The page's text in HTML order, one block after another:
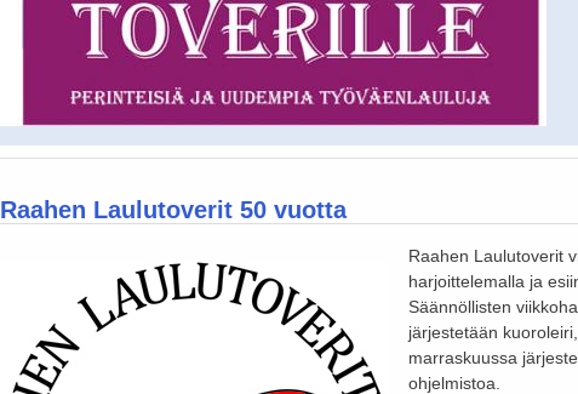
Raahen Laulutoverit 50 vuotta
Raahen Laulutoverit
harjoittelemalla ja
Säännöllisten
järjestetään
marraskuussa
ohjelmistoa.